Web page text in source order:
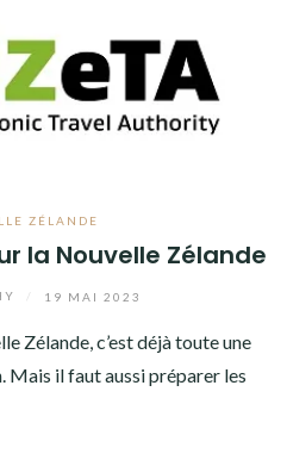
ZÉLANDE
la Nouvelle Zélande
19 MAI 2023
Zélande, c’est déjà toute une
Mais il faut aussi préparer les